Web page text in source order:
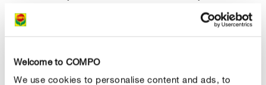
Welcome to COMPO
We use cookies to personalise content and ads, to
virágrügyeiket. Ezért a virágzás után ajánlott
eltávolítani az idősebb hajtásokat. Tavasszal csak
vagy elfagyott részeket célszerű levágni az utolsó